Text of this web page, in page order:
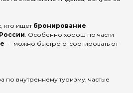
кто ищет бронирование
. Особенно хорош по части
— можно быстро отсортировать от
по внутреннему туризму, частые